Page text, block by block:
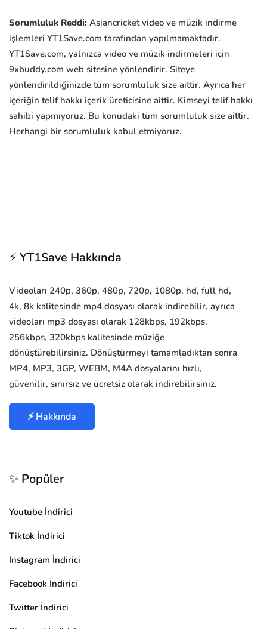
Sorumluluk Reddi: Asiancricket video ve müzik indirme
işlemleri YT1Save.com tarafından yapılmamaktadır.
YT1Save.com, yalnızca video ve müzik indirmeleri için
9xbuddy.com web sitesine yönlendirir. Siteye
yönlendirildiğinizde tüm sorumluluk size aittir. Ayrıca her
içeriğin telif hakkı içerik üreticisine aittir. Kimseyi telif hakkı
sahibi yapmıyoruz. Bu konudaki tüm sorumluluk size aittir.
Herhangi bir sorumluluk kabul etmiyoruz.
⚡ YT1Save Hakkında
Videoları 240p, 360p, 480p, 720p, 1080p, hd, full hd,
4k, 8k kalitesinde mp4 dosyası olarak indirebilir, ayrıca
videoları mp3 dosyası olarak 128kbps, 192kbps,
256kbps, 320kbps kalitesinde müziğe
dönüştürebilirsiniz. Dönüştürmeyi tamamladıktan sonra
MP4, MP3, 3GP, WEBM, M4A dosyalarını hızlı,
güvenilir, sınırsız ve ücretsiz olarak indirebilirsiniz.
⚡ Hakkında
✨ Popüler
Youtube İndirici
Tiktok İndirici
Instagram İndirici
Facebook İndirici
Twitter İndirici